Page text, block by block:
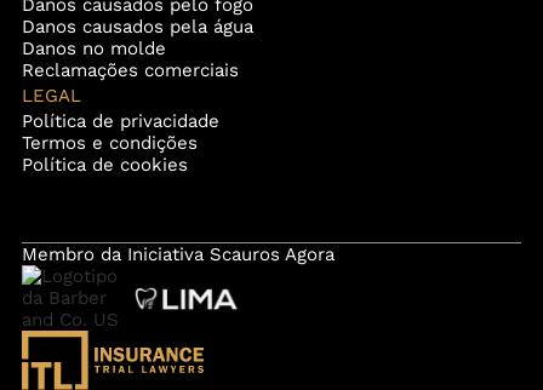
Danos causados pelo fogo
Danos causados pela água
Danos no molde
Reclamações comerciais
LEGAL
Política de privacidade
Termos e condições
Política de cookies
Membro da Iniciativa Scauros Agora